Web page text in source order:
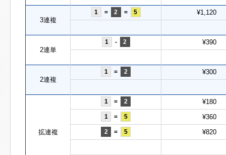
3連複
1 = 2 = 5 ¥1,120
2連単
1 - 2 ¥390
2連複
1 = 2 ¥300
拡連複
1 = 2 ¥180
1 = 5 ¥360
2 = 5 ¥820